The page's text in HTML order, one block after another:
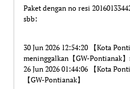
Paket dengan no resi
sbb:
30 Jun 2026 12:54:20 【Kota
meninggalkan【GW-Pontianak】
26 Jun 2026 01:44:06 【Kota
【GW-Pontianak】